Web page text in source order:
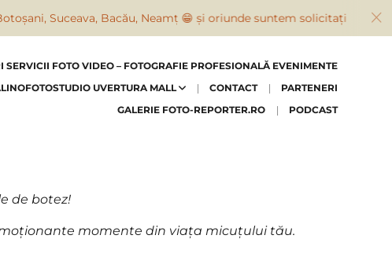
SERVICII FOTO VIDEO – FOTOGRAFIE PROFESIONALĂ EVENIMENTE
UVERTURA MALL CONTACT
PARTENERI
GALERIE FOTO-REPORTER.RO
PODCAST
de botez!
momente din viața micuțului tău.
Bacău, Neamț 😁 și oriunde suntem solicitați